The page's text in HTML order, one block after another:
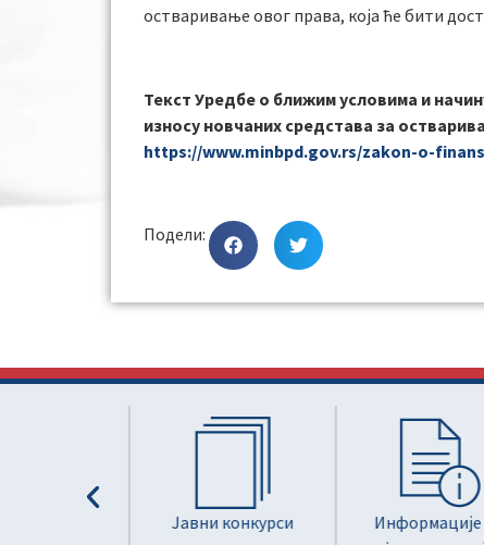
остваривање овог права, која ће бити
Текст Уредбе о ближим условима и
износу новчаних средстава за
https://www.minbpd.gov.rs/zakon-o-
Подели:
Јавни конкурси
Информације од